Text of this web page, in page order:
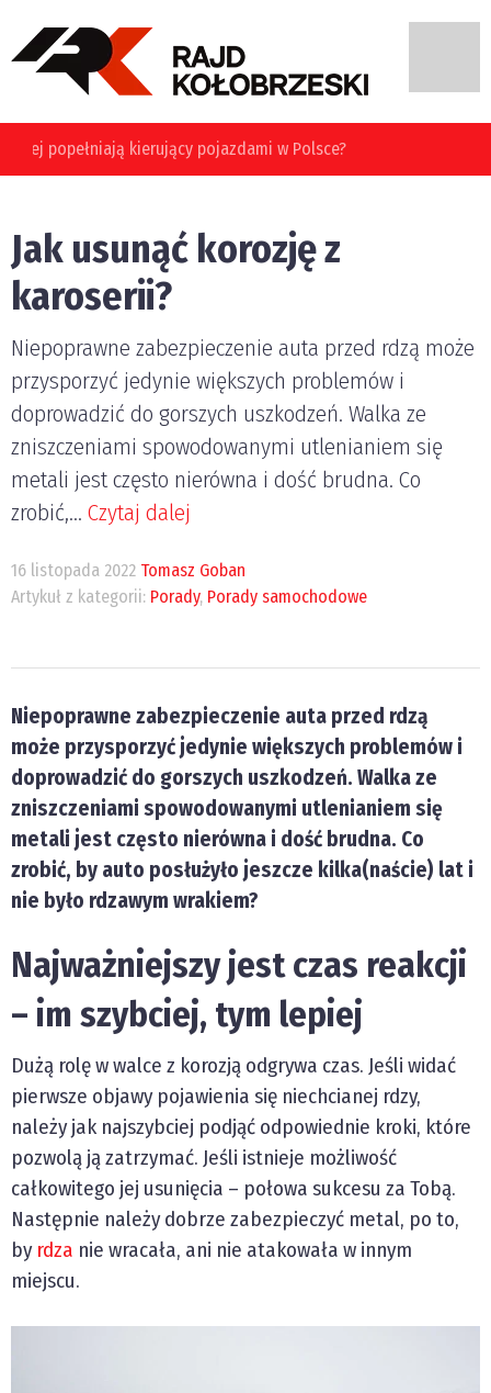
Jakie błędy najczęściej popełniają kierujący pojazdami w
Polsce?
Jak usunąć korozję z
karoserii?
Niepoprawne zabezpieczenie auta przed rdzą może
przysporzyć jedynie większych problemów i
doprowadzić do gorszych uszkodzeń. Walka ze
zniszczeniami spowodowanymi utlenianiem się
metali jest często nierówna i dość brudna. Co
zrobić,... Czytaj dalej
16 listopada 2022 Tomasz Goban
Artykuł z kategorii: Porady, Porady samochodowe
Niepoprawne zabezpieczenie auta przed rdzą
może przysporzyć jedynie większych problemów i
doprowadzić do gorszych uszkodzeń. Walka ze
zniszczeniami spowodowanymi utlenianiem się
metali jest często nierówna i dość brudna. Co
zrobić, by auto posłużyło jeszcze kilka(naście) lat i
nie było rdzawym wrakiem?
Najważniejszy jest czas reakcji
– im szybciej, tym lepiej
Dużą rolę w walce z korozją odgrywa czas. Jeśli widać
pierwsze objawy pojawienia się niechcianej rdzy,
należy jak najszybciej podjąć odpowiednie kroki, które
pozwolą ją zatrzymać. Jeśli istnieje możliwość
całkowitego jej usunięcia – połowa sukcesu za Tobą.
Następnie należy dobrze zabezpieczyć metal, po to,
by rdza nie wracała, ani nie atakowała w innym
miejscu.